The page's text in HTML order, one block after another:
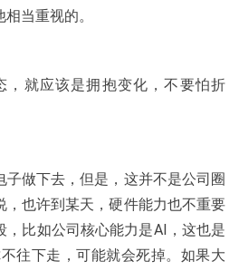
当重视的。
，就应该是拥抱变化，不要怕折
子做下去，但是，这并不是公司圈
，也许到某天，硬件能力也不重要
，比如公司核心能力是AI，这也是
往下走，可能就会死掉。如果大